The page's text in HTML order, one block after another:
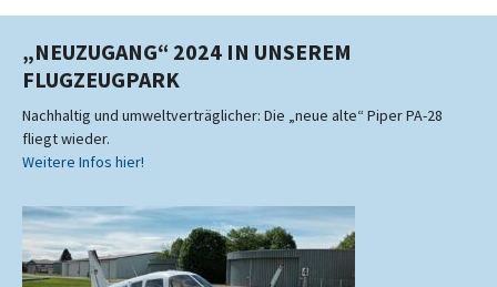
„NEUZUGANG“ 2024 IN UNSEREM
FLUGZEUGPARK
Nachhaltig und umweltverträglicher: Die „neue alte“ Piper PA-28
fliegt wieder.
Weitere Infos hier!